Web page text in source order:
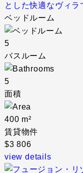
とした快適なヴィラ
ベッドルーム
5
バスルーム
5
面積
400 m²
賃貸物件
$3 806
view details